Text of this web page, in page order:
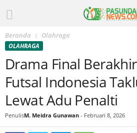
Beranda Olahraga
OLAHRAGA
Drama Final
Futsal Indonesia
Lewat Adu Penalti
PenulisM. Meidra Gunawan - Februari 8, 2026